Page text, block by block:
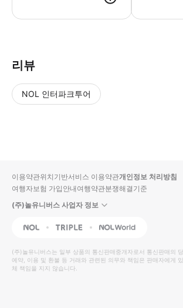
리뷰
NOL 인터파크투어
입니
다.
높
은
순
동
영
상
순
상
이용약관위치기반서비스 이용약관개인정보 처리방침
여행자보험 가입안내여행약관분쟁해결기준
(주)놀유니버스 사업자 정보
NOL Triple Interpark Global
(주)놀유니버스는 일부 상품의 통신판매중개자로서 통신판매의
예약, 이용 및 환불 등 거래와 관련된 의무와 책임은 판매자에게
체 책임을 지지 않습니다.